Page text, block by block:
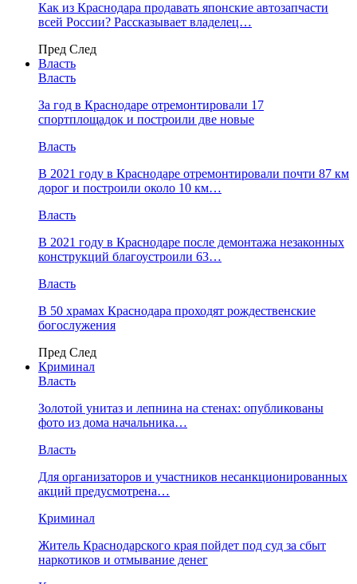
Как из Краснодара продавать японские автозапчасти
всей России? Рассказывает владелец…
Пред След
Власть
Власть
За год в Краснодаре отремонтировали 17
спортплощадок и построили две новые
Власть
В 2021 году в Краснодаре отремонтировали почти 87 км
дорог и построили около 10 км…
Власть
В 2021 году в Краснодаре после демонтажа незаконных
конструкций благоустроили 63…
Власть
В 50 храмах Краснодара проходят рождественские
богослужения
Пред След
Криминал
Власть
​Золотой унитаз и лепнина на стенах: опубликованы
фото из дома начальника…
Власть
Для организаторов и участников несанкционированных
акций предусмотрена…
Криминал
Житель Краснодарского края пойдет под суд за сбыт
наркотиков и отмывание денег